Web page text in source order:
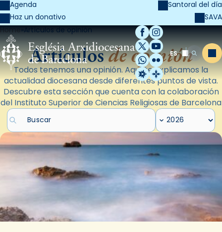
Agenda
Haz un donativo
Santoral del día
SAVA
Facebook
Instagram
X / Twitter
YouTube
WhatsApp
Flickr
Radio Estel
Catalunya
ES Buscar
Home Artículos de opinión
Artículosde opinión
Todos tenemos una opinión. Aquí te explicamos la
actualidad diocesana desde diferentes puntos de vista.
Descubre esta sección que cuenta con la colaboración
del Instituto Superior de Ciencias Religiosas de Barcelona
Buscar artículos
Filtrar por año